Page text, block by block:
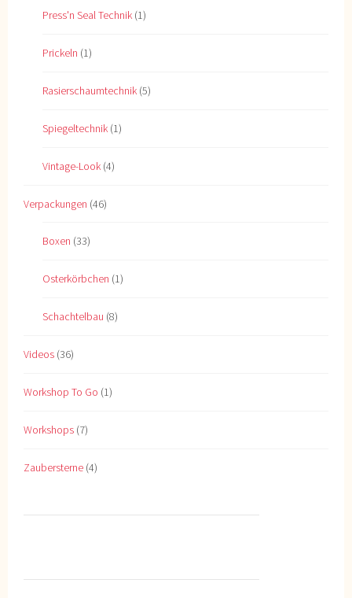
Press'n Seal Technik (1)
Prickeln (1)
Rasierschaumtechnik (5)
Spiegeltechnik (1)
Vintage-Look (4)
Verpackungen (46)
Boxen (33)
Osterkörbchen (1)
Schachtelbau (8)
Videos (36)
Workshop To Go (1)
Workshops (7)
Zaubersterne (4)